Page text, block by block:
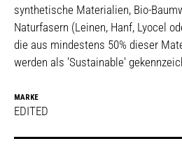
synthetische Materialien, Bio-
Naturfasern (Leinen, Hanf, Lyocel
die aus mindestens 50% dieser
werden als 'Sustainable'
MARKE
EDITED